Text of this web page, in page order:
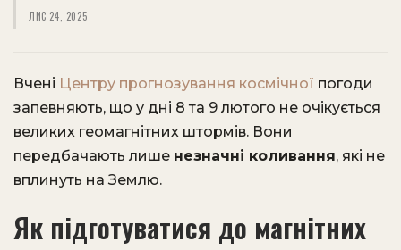
ЛИС 24, 2025
Вчені Центру прогнозування космічної погоди
запевняють, що у дні 8 та 9 лютого не очікується
великих геомагнітних штормів. Вони
передбачають лише незначні коливання, які не
вплинуть на Землю.
Як підготуватися до магнітних